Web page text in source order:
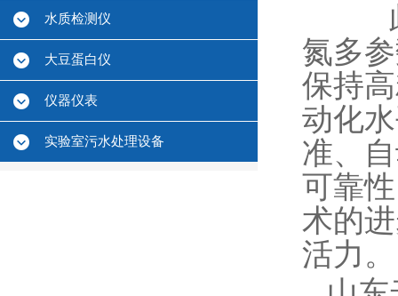
水质检测仪
大豆蛋白仪
仪器仪表
实验室污水处理设备
此
氮多
保持
动化
准、
可靠
术的
活力。